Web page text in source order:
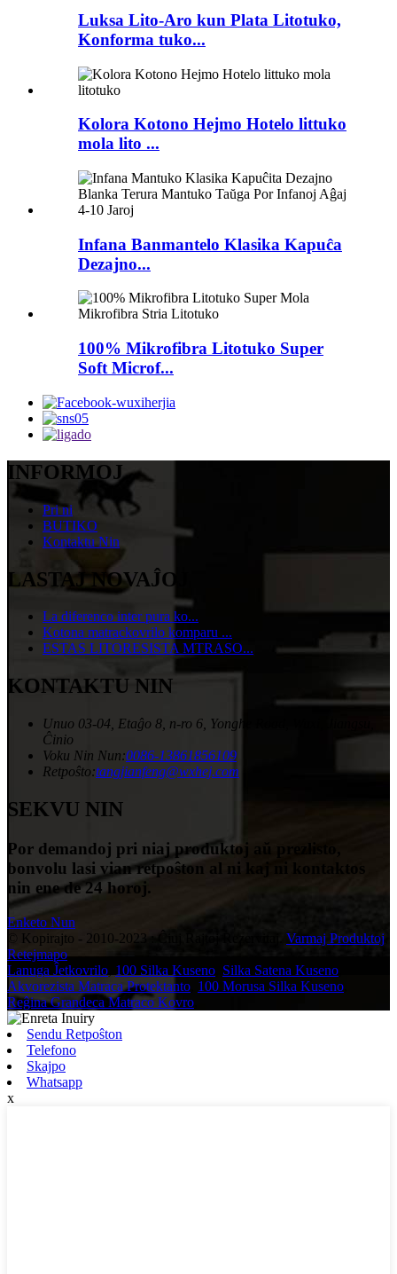
Luksa Lito-Aro kun Plata Litotuko,
Konforma tuko...
Kolora Kotono Hejmo Hotelo littuko
mola lito ...
Infana Banmantelo Klasika Kapuĉa
Dezajno...
100% Mikrofibra Litotuko Super
Soft Microf...
INFORMOJ
Pri ni
BUTIKO
Kontaktu Nin
LASTAJ NOVAĴOJ
La diferenco inter pura ko...
Kotona matrackovrilo komparu ...
ESTAS LITORESISTA MTRASO...
KONTAKTU NIN
Unuo 03-04, Etaĝo 8, n-ro 6, Yonghe Road, Wuxi, Jiangsu,
Ĉinio
Voku Nin Nun:0086-13861856109
Retpoŝto:tangjianfeng@wxhej.com
SEKVU NIN
Por demandoj pri niaj produktoj aŭ prezlisto,
bonvolu lasi vian retpoŝton al ni kaj ni kontaktos
nin ene de 24 horoj.
Enketo Nun
© Kopirajto - 2010-2023 : Ĉiuj Rajtoj Rezervitaj.
Varmaj Produktoj
Retejmapo
Lanuga Ĵetkovrilo 100 Silka Kuseno Silka Satena Kuseno
Akvorezista Matraca Protektanto 100 Morusa Silka Kuseno
Reĝina Grandeca Matraco Kovro
Sendu Retpoŝton
Telefono
Skajpo
Whatsapp
x